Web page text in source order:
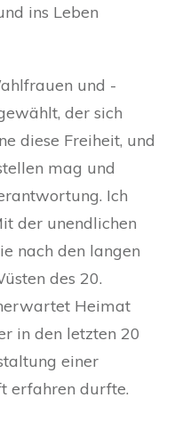
ins Leben
und -
der sich
diese Freiheit, und
mag und
Ich
der unendlichen
nach den langen
des 20.
Heimat
in den letzten 20
einer
erfahren durfte.